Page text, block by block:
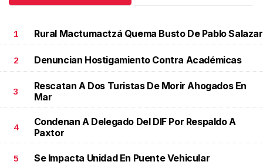
1 Rural Mactumactzá Quema Busto De Pablo Salazar
2 Denuncian Hostigamiento Contra Académicas
3
Rescatan A Dos Turistas De Morir Ahogados En
Mar
4
Condenan A Delegado Del DIF Por Respaldo A
Paxtor
5 Se Impacta Unidad En Puente Vehicular